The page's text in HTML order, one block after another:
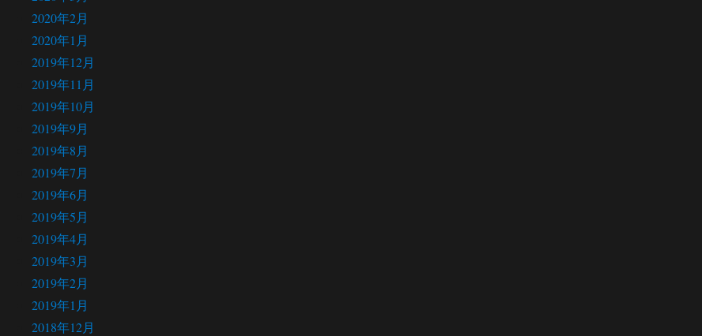
2020年2月
2020年1月
2019年12月
2019年11月
2019年10月
2019年9月
2019年8月
2019年7月
2019年6月
2019年5月
2019年4月
2019年3月
2019年2月
2019年1月
2018年12月